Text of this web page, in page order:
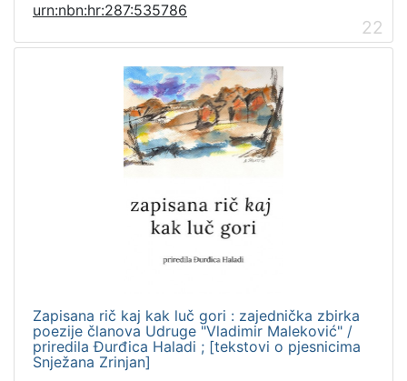
urn:nbn:hr:287:535786
22
Zapisana rič kaj kak luč gori : zajednička zbirka
poezije članova Udruge "Vladimir Maleković" /
priredila Đurđica Haladi ; [tekstovi o pjesnicima
Snježana Zrinjan]